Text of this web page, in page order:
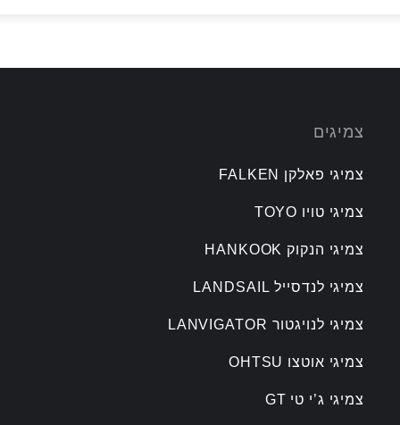
צמיגים
צמיגי פאלקן FALKEN
צמיגי טויו TOYO
צמיגי הנקוק HANKOOK
צמיגי לנדסייל LANDSAIL
צמיגי לנויגטור LANVIGATOR
צמיגי אוטצו OHTSU
צמיגי ג’י טי GT